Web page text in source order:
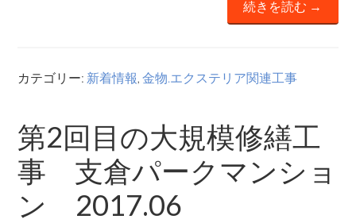
続きを読む →
カテゴリー: 新着情報,金物.エクステリア関連工事
第2回目の大規模修繕工
事 支倉パークマンショ
ン 2017.06